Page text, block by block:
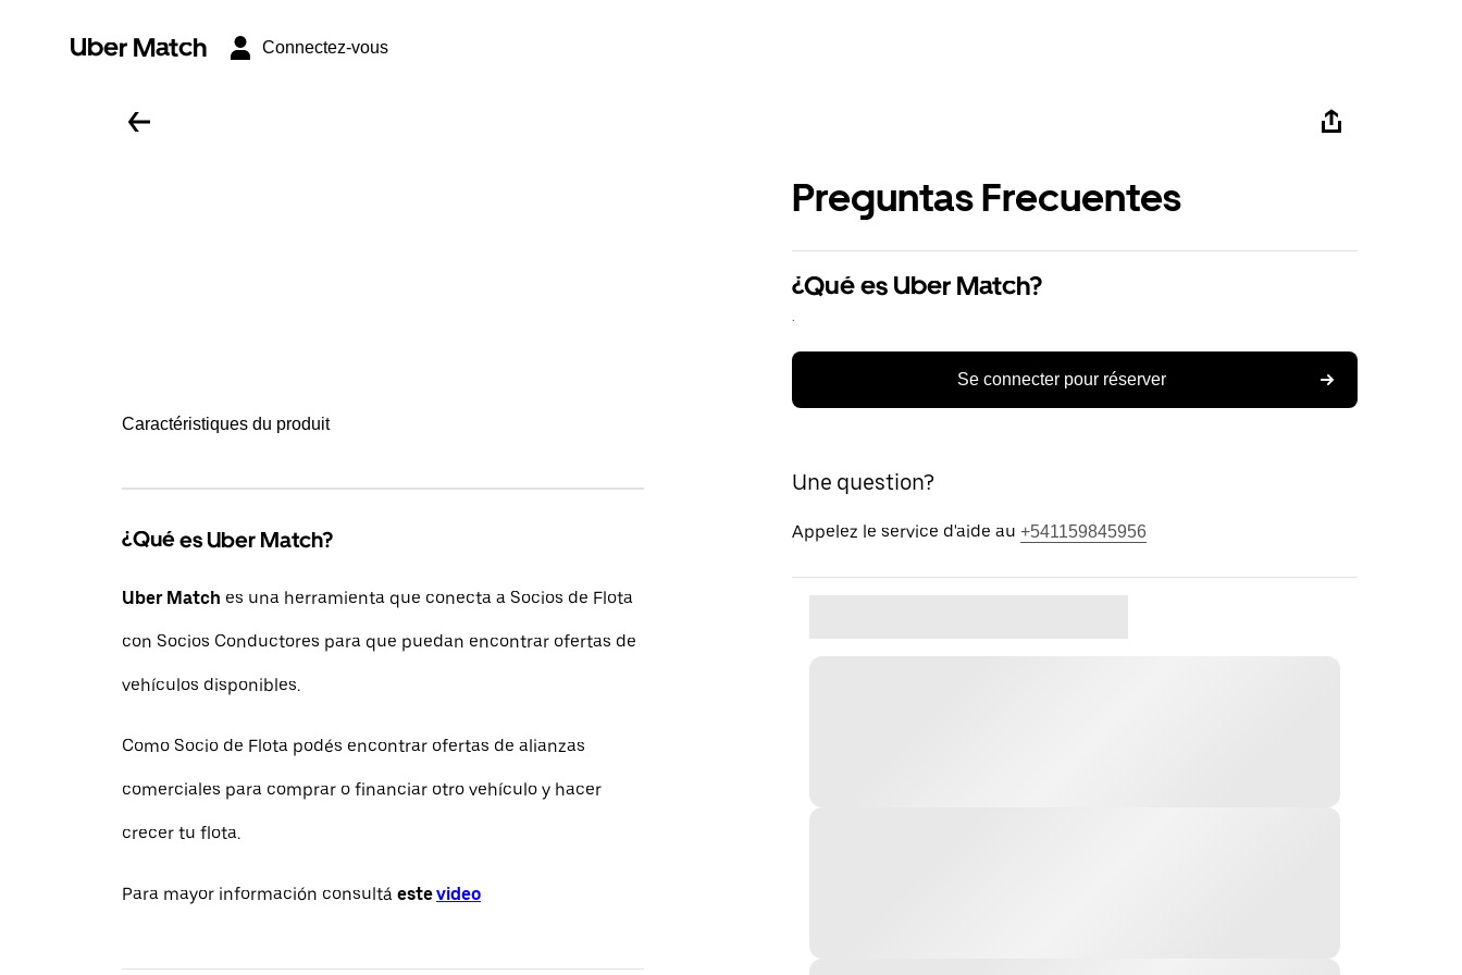
Uber Match Connectez-vous
Caractéristiques du produit
¿Qué es Uber Match?
Uber Match es una herramienta que conecta a Socios de Flota
con Socios Conductores para que puedan encontrar ofertas de
vehículos disponibles.
Como Socio de Flota podés encontrar ofertas de alianzas
comerciales para comprar o financiar otro vehículo y hacer
crecer tu flota.
Para mayor información consultá estevideo
Preguntas Frecuentes
¿Qué es Uber Match?
.
Se connecter pour réserver
Une question?
Appelez le service d'aide au +541159845956